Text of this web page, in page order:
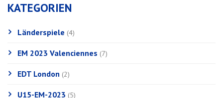
KATEGORIEN
Länderspiele (4)
EM 2023 Valenciennes (7)
EDT London (2)
U15-EM-2023 (5)